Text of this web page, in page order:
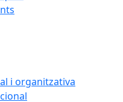
i organitzativa